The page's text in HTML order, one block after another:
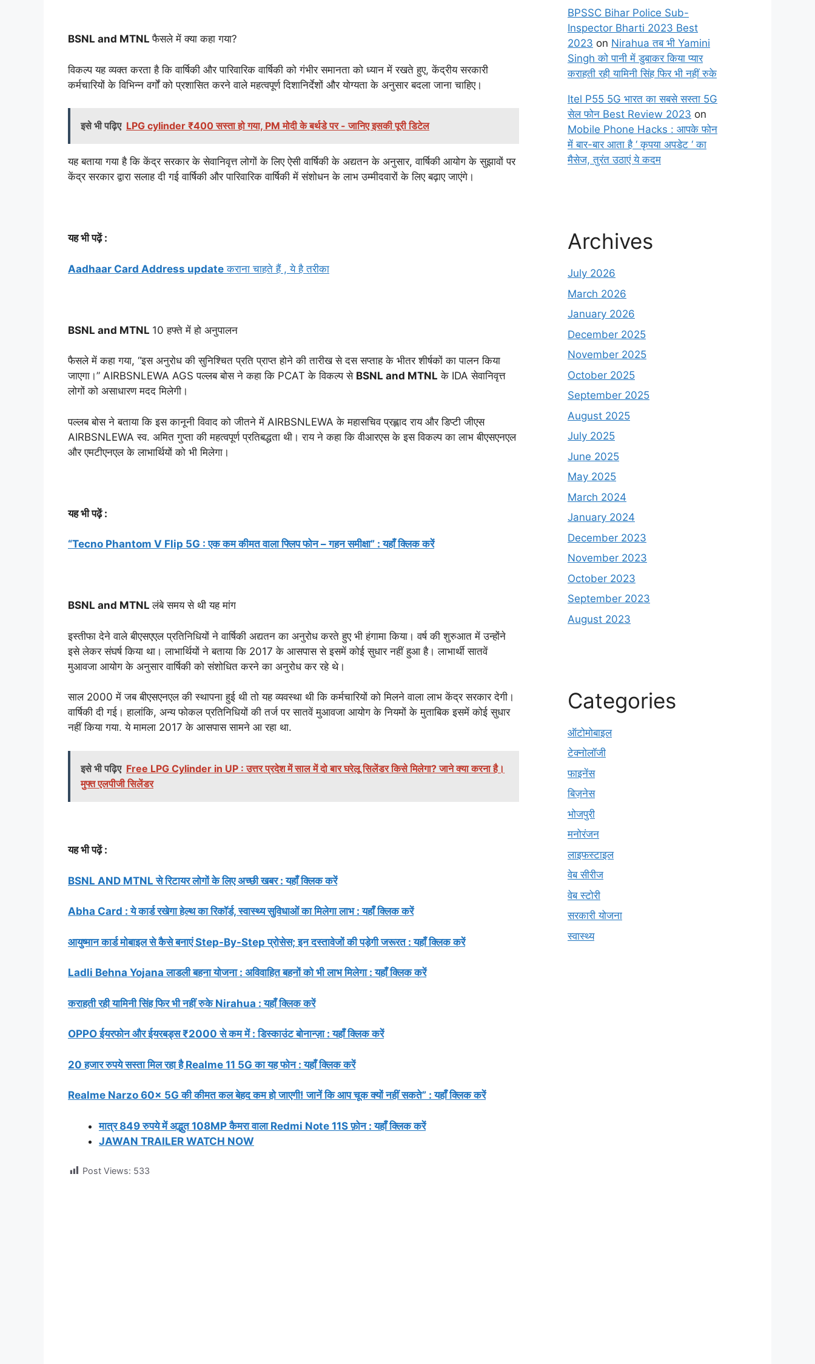
BSNL and MTNLफैसले में क्या कहा गया?
विकल्प यह व्यक्त करता है कि वार्षिकी और पारिवारिक वार्षिकी को गंभीर समानता को ध्यान में रखते हुए, केंद्रीय सरकारी
कर्मचारियों के विभिन्न वर्गों को प्रशासित करने वाले महत्वपूर्ण दिशानिर्देशों और योग्यता के अनुसार बदला जाना चाहिए।
इसे भी पढ़िए LPG cylinder ₹400 सस्ता हो गया, PM मोदी के बर्थडे पर - जानिए इसकी पूरी डिटेल
यह बताया गया है कि केंद्र सरकार के सेवानिवृत्त लोगों के लिए ऐसी वार्षिकी के अद्यतन के अनुसार, वार्षिकी आयोग के सुझावों पर
केंद्र सरकार द्वारा सलाह दी गई वार्षिकी और पारिवारिक वार्षिकी में संशोधन के लाभ उम्मीदवारों के लिए बढ़ाए जाएंगे।
यह भी पढ़ें :
Aadhaar Card Address update कराना चाहते हैं , ये है तरीका
BSNL and MTNL 10 हफ्ते में हो अनुपालन
फैसले में कहा गया, “इस अनुरोध की सुनिश्चित प्रति प्राप्त होने की तारीख से दस सप्ताह के भीतर शीर्षकों का पालन किया
जाएगा।” AIRBSNLEWA AGS पल्लब बोस ने कहा कि PCAT के विकल्प से BSNL and MTNL के IDA सेवानिवृत्त
लोगों को असाधारण मदद मिलेगी।
पल्लब बोस ने बताया कि इस कानूनी विवाद को जीतने में AIRBSNLEWA के महासचिव प्रह्लाद राय और डिप्टी जीएस
AIRBSNLEWA स्व. अमित गुप्ता की महत्वपूर्ण प्रतिबद्धता थी। राय ने कहा कि वीआरएस के इस विकल्प का लाभ बीएसएनएल
और एमटीएनएल के लाभार्थियों को भी मिलेगा।
यह भी पढ़ें :
“Tecno Phantom V Flip 5G : एक कम कीमत वाला फ्लिप फोन – गहन समीक्षा” : यहाँ क्लिक करें
BSNL and MTNLलंबे समय से थी यह मांग
इस्तीफा देने वाले बीएसएएल प्रतिनिधियों ने वार्षिकी अद्यतन का अनुरोध करते हुए भी हंगामा किया। वर्ष की शुरुआत में उन्होंने
इसे लेकर संघर्ष किया था। लाभार्थियों ने बताया कि 2017 के आसपास से इसमें कोई सुधार नहीं हुआ है। लाभार्थी सातवें
मुआवजा आयोग के अनुसार वार्षिकी को संशोधित करने का अनुरोध कर रहे थे।
साल 2000 में जब बीएसएनएल की स्थापना हुई थी तो यह व्यवस्था थी कि कर्मचारियों को मिलने वाला लाभ केंद्र सरकार देगी।
वार्षिकी दी गई। हालांकि, अन्य फोकल प्रतिनिधियों की तर्ज पर सातवें मुआवजा आयोग के नियमों के मुताबिक इसमें कोई सुधार
नहीं किया गया. ये मामला 2017 के आसपास सामने आ रहा था.
इसे भी पढ़िए Free LPG Cylinder in UP : उत्तर प्रदेश में साल में दो बार घरेलू सिलेंडर किसे मिलेगा? जाने क्या करना है।
मुफ्त एलपीजी सिलेंडर
यह भी पढ़ें :
BSNL AND MTNL से रिटायर लोगों के लिए अच्छी खबर : यहाँ क्लिक करें
Abha Card : ये कार्ड रखेगा हेल्थ का रिकॉर्ड, स्वास्थ्य सुविधाओं का मिलेगा लाभ : यहाँ क्लिक करें
आयुष्मान कार्ड मोबाइल से कैसे बनाएं Step-By-Step प्रोसेस; इन दस्तावेजों की पड़ेगी जरूरत : यहाँ क्लिक करें
Ladli Behna Yojana लाडली बहना योजना : अविवाहित बहनों को भी लाभ मिलेगा : यहाँ क्लिक करें
कराहती रही यामिनी सिंह फिर भी नहीं रुके Nirahua : यहाँ क्लिक करें
OPPO ईयरफोन और ईयरबड्स ₹2000 से कम में : डिस्काउंट बोनान्ज़ा : यहाँ क्लिक करें
20 हजार रुपये सस्ता मिल रहा है Realme 11 5G का यह फोन : यहाँ क्लिक करें
Realme Narzo 60x 5G की कीमत कल बेहद कम हो जाएगी! जानें कि आप चूक क्यों नहीं सकते” : यहाँ क्लिक करें
मात्र 849 रुपये में अद्भुत 108MP कैमरा वाला Redmi Note 11S फ़ोन : यहाँ क्लिक करें
JAWAN TRAILER WATCH NOW
Post Views: 533
BPSSC Bihar Police Sub-
Inspector Bharti 2023 Best
2023 on Nirahua तब भी Yamini
Singh को पानी में डुबाकर किया प्यार
कराहती रही यामिनी सिंह फिर भी नहीं रुके
Itel P55 5G भारत का सबसे सस्ता 5G
सेल फोन Best Review 2023 on
Mobile Phone Hacks : आपके फोन
में बार-बार आता है ‘ कृपया अपडेट ‘ का
मैसेज, तुरंत उठाएं ये कदम
Archives
July 2026
March 2026
January 2026
December 2025
November 2025
October 2025
September 2025
August 2025
July 2025
June 2025
May 2025
March 2024
January 2024
December 2023
November 2023
October 2023
September 2023
August 2023
Categories
ऑटोमोबाइल
टेक्नोलॉजी
फाइनेंस
बिज़नेस
भोजपुरी
मनोरंजन
लाइफस्टाइल
वेब सीरीज
वेब स्टोरी
सरकारी योजना
स्वास्थ्य